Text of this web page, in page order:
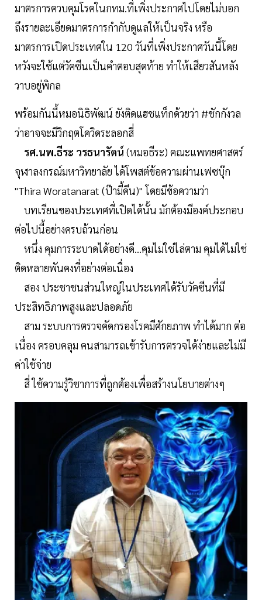
มาตรการควบคุมโรคในกทม.ที่เพิ่งประกาศไปโดยไม่บอก
ถึงรายละเอียดมาตรการกำกับดูแลให้เป็นจริง หรือ
มาตรการเปิดประเทศใน 120 วันที่เพิ่งประกาศวันนี้โดย
หวังจะใช้แต่วัคซีนเป็นคำตอบสุดท้าย ทำให้เสียวสันหลัง
วาบอยู่พิกล
พร้อมกันนี้หมอนิธิพัฒน์ ยังติดแฮชแท็กด้วยว่า #ชักกังวล
ว่าอาจจะมีวิกฤตโควิดระลอกสี่
รศ.นพ.ธีระ วรธนารัตน์ (หมอธีระ) คณะแพทยศาสตร์
จุฬาลงกรณ์มหาวิทยาลัย ได้โพสต์ข้อความผ่านเฟซบุ๊ก
"Thira Woratanarat (ป๊ามี้คีน)" โดยมีข้อความว่า
บทเรียนของประเทศที่เปิดได้นั้น มักต้องมีองค์ประกอบ
ต่อไปนี้อย่างครบถ้วนก่อน
หนึ่ง คุมการระบาดได้อย่างดี...คุมไม่ใช่ไล่ตาม คุมได้ไม่ใช่
ติดหลายพันคงที่อย่างต่อเนื่อง
สอง ประชาชนส่วนใหญ่ในประเทศได้รับวัคซีนที่มี
ประสิทธิภาพสูงและปลอดภัย
สาม ระบบการตรวจคัดกรองโรคมีศักยภาพ ทำได้มาก ต่อ
เนื่อง ครอบคลุม คนสามารถเข้ารับการตรวจได้ง่ายและไม่มี
ค่าใช้จ่าย
สี่ ใช้ความรู้วิชาการที่ถูกต้องเพื่อสร้างนโยบายต่างๆ